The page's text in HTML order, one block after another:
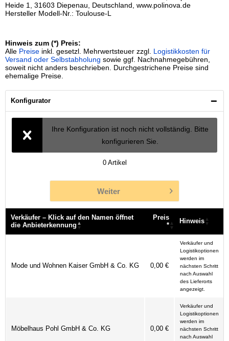
Heide 1, 31603 Diepenau, Deutschland, www.polinova.de
Hersteller Modell-Nr.: Toulouse-L
Hinweis zum (*) Preis:
Alle Preise inkl. gesetzl. Mehrwertsteuer zzgl. Logistikkosten für
Versand oder Selbstabholung sowie ggf. Nachnahmegebühren,
soweit nicht anders beschrieben. Durchgestrichene Preise sind
ehemalige Preise.
Konfigurator
Ihre Konfiguration ist noch nicht vollständig. Bitte
konfigurieren Sie.
0 Artikel
Weiter
Verkäufer – Klick auf den Namen öffnet
die Anbieterkennung
Preis
*
Hinweis
Mode und Wohnen Kaiser GmbH & Co. KG 0,00 €
Verkäufer und
Logistikoptionen
werden im
nächsten Schritt
nach Auswahl
des Lieferorts
angezeigt.
Möbelhaus Pohl GmbH & Co. KG 0,00 €
Verkäufer und
Logistikoptionen
werden im
nächsten Schritt
nach Auswahl